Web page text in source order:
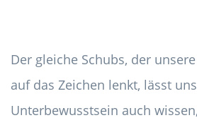
Der gleiche Schubs, der
auf das Zeichen lenkt, lässt
Unterbewusstsein auch